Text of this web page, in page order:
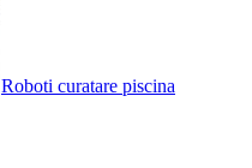
Roboti curatare piscina